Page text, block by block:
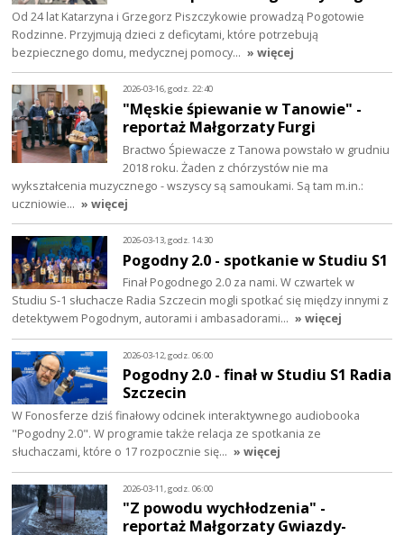
Od 24 lat Katarzyna i Grzegorz Piszczykowie prowadzą Pogotowie
Rodzinne. Przyjmują dzieci z deficytami, które potrzebują
bezpiecznego domu, medycznej pomocy… » więcej
2026-03-16, godz. 22:40
"Męskie śpiewanie w Tanowie" -
reportaż Małgorzaty Furgi
Bractwo Śpiewacze z Tanowa powstało w grudniu
2018 roku. Żaden z chórzystów nie ma
wykształcenia muzycznego - wszyscy są samoukami. Są tam m.in.:
uczniowie… » więcej
2026-03-13, godz. 14:30
Pogodny 2.0 - spotkanie w Studiu S1
Finał Pogodnego 2.0 za nami. W czwartek w
Studiu S-1 słuchacze Radia Szczecin mogli spotkać się między innymi z
detektywem Pogodnym, autorami i ambasadorami… » więcej
2026-03-12, godz. 06:00
Pogodny 2.0 - finał w Studiu S1 Radia
Szczecin
W Fonosferze dziś finałowy odcinek interaktywnego audiobooka
"Pogodny 2.0". W programie także relacja ze spotkania ze
słuchaczami, które o 17 rozpocznie się… » więcej
2026-03-11, godz. 06:00
"Z powodu wychłodzenia" -
reportaż Małgorzaty Gwiazdy-